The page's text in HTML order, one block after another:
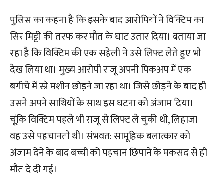
पुलिस का कहना है कि इसके बाद आरोपियों ने विक्टिम का
सिर मिट्टी की तरफ कर मौत के घाट उतार दिया। बताया जा
रहा है कि विक्टिम की एक सहेली ने उसे लिफ्ट लेते हुए भी
देख लिया था। मुख्य आरोपी राजू अपनी पिकअप में एक
बगीचे में स्प्रे मशीन छोड़ने जा रहा था। जिसे छोड़ने के बाद ही
उसने अपने साथियों के साथ इस घटना को अंजाम दिया।
चूूंकि विक्टिम पहले भी राजू से लिफ्ट ले चुकी थी, लिहाजा
वह उसे पहचानती थी। संभवत: सामूहिक बलात्कार को
अंजाम देने के बाद बच्ची को पहचान छिपाने के मकसद से ही
मौत दे दी गई।